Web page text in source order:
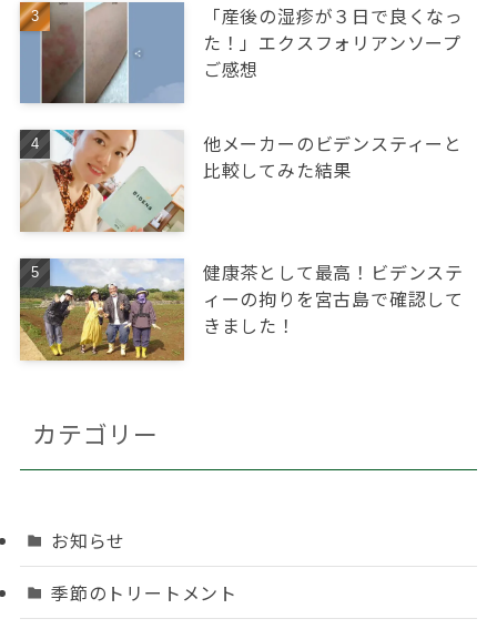
「産後の湿疹が３日で良くなっ
た！」エクスフォリアンソープ
ご感想
他メーカーのビデンスティーと
比較してみた結果
健康茶として最高！ビデンステ
ィーの拘りを宮古島で確認して
きました！
カテゴリー
お知らせ
季節のトリートメント